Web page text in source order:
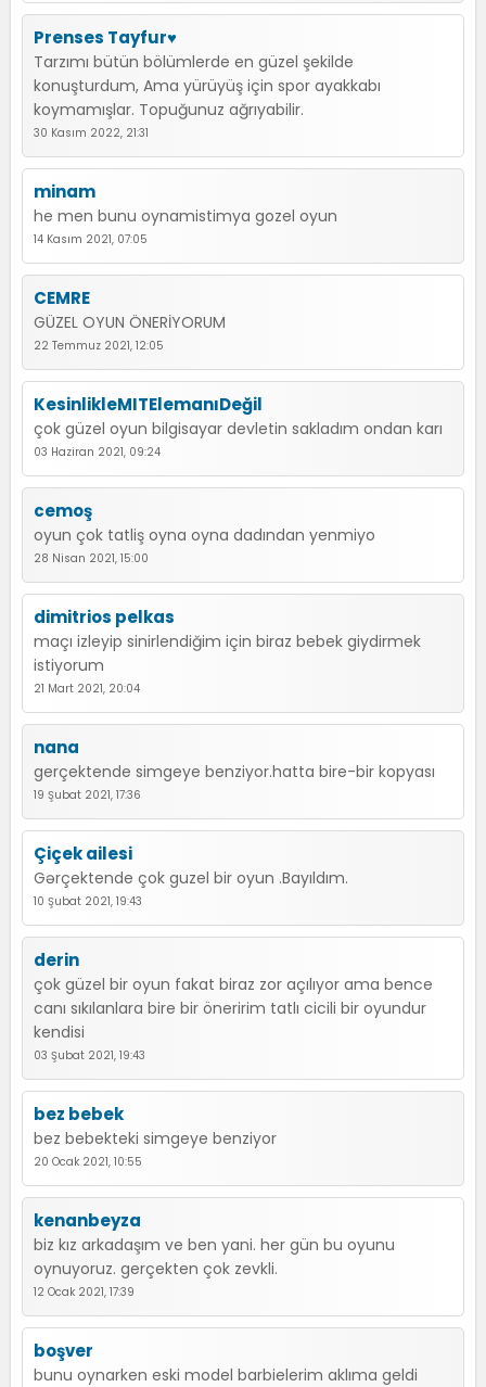
Prenses Tayfur♥
Tarzımı bütün bölümlerde en güzel şekilde
konuşturdum, Ama yürüyüş için spor ayakkabı
koymamışlar. Topuğunuz ağrıyabilir.
30 Kasım 2022, 21:31
minam
he men bunu oynamistimya gozel oyun
14 Kasım 2021, 07:05
CEMRE
GÜZEL OYUN ÖNERİYORUM
22 Temmuz 2021, 12:05
KesinlikleMITElemanıDeğil
çok güzel oyun bilgisayar devletin sakladım ondan karı
03 Haziran 2021, 09:24
cemoş
oyun çok tatliş oyna oyna dadından yenmiyo
28 Nisan 2021, 15:00
dimitrios pelkas
maçı izleyip sinirlendiğim için biraz bebek giydirmek
istiyorum
21 Mart 2021, 20:04
nana
gerçektende simgeye benziyor.hatta bire-bir kopyası
19 Şubat 2021, 17:36
Çiçek ailesi
Gərçektende çok guzel bir oyun .Bayıldım.
10 Şubat 2021, 19:43
derin
çok güzel bir oyun fakat biraz zor açılıyor ama bence
canı sıkılanlara bire bir öneririm tatlı cicili bir oyundur
kendisi
03 Şubat 2021, 19:43
bez bebek
bez bebekteki simgeye benziyor
20 Ocak 2021, 10:55
kenanbeyza
biz kız arkadaşım ve ben yani. her gün bu oyunu
oynuyoruz. gerçekten çok zevkli.
12 Ocak 2021, 17:39
boşver
bunu oynarken eski model barbielerim aklıma geldi